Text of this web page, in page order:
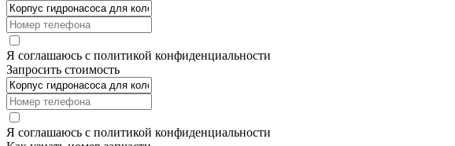
Я соглашаюсь с политикой конфиденциальности
Запросить стоимость
Я соглашаюсь с политикой конфиденциальности